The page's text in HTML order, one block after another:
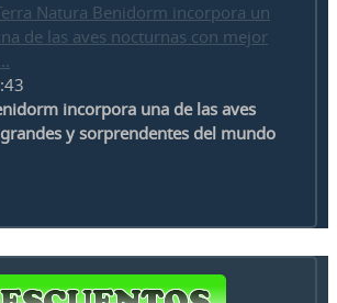
Natura Benidorm incorpora un
de las aves nocturnas con mejor
incorpora una de las aves
y sorprendentes del mundo